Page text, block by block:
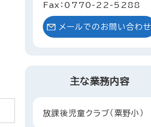
Fax：0770-22-5288
メールでのお問い合わせ
主な業務内容
放課後児童クラブ（粟野小）